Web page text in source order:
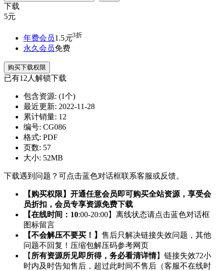
下载
5元
年费会员1.5元3折
永久会员免费
购买下载权限
已有12 人解锁下载
包含资源: (1个)
最近更新: 2022-11-28
累计销量: 12
编号: CG086
格式: PDF
页数: 57
大小: 52MB
下载遇到问题？可点击蓝色对话框联系客服或反馈。
【购买权限】开通任意会员即可购买全站资源，享受会
员折扣，会员专享资源免费下载
【在线时间：10:00-20:00】离线状态请点击蓝色对话框
图标留言
【不会解压不要买！】 售后只解决链接失效问题，其他
问题不回复！压缩包解压码参考网页
【 所有资源所见即所得，务必看清详情】链接失效72小
时内及时告知售后，超过此时间不售后（客服不在线时